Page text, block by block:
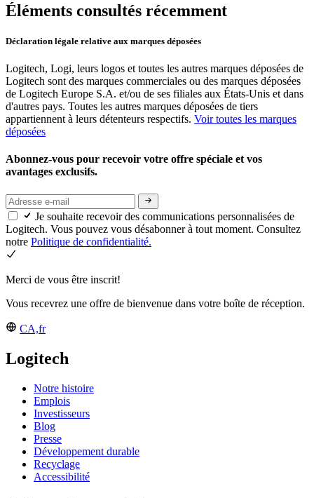
Éléments consultés récemment
Déclaration légale relative aux marques déposées
Logitech, Logi, leurs logos et toutes les autres marques déposées de
Logitech sont des marques commerciales ou des marques déposées
de Logitech Europe S.A. et/ou de ses filiales aux États-Unis et dans
d'autres pays. Toutes les autres marques déposées de tiers
appartiennent à leurs détenteurs respectifs. Voir toutes les marques
déposées
Abonnez-vous pour recevoir votre offre spéciale et vos
avantages exclusifs.
Je souhaite recevoir des communications personnalisées de
Logitech. Vous pouvez vous désabonner à tout moment. Consultez
notre Politique de confidentialité.
Merci de vous être inscrit!
Vous recevrez une offre de bienvenue dans votre boîte de réception.
CA,fr
Logitech
Notre histoire
Emplois
Investisseurs
Blog
Presse
Développement durable
Recyclage
Accessibilité